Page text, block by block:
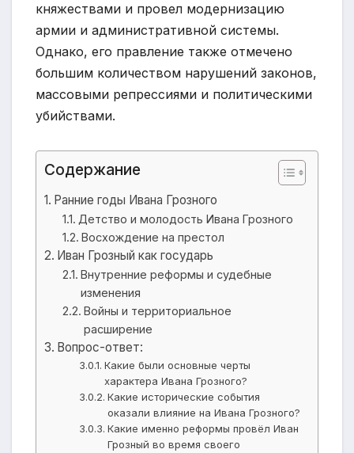
княжествами и провел модернизацию
армии и административной системы.
Однако, его правление также отмечено
большим количеством нарушений законов,
массовыми репрессиями и политическими
убийствами.
Содержание
Ранние годы Ивана Грозного
Детство и молодость Ивана Грозного
Восхождение на престол
Иван Грозный как государь
Внутренние реформы и судебные
изменения
Войны и территориальное
расширение
Вопрос-ответ:
Какие были основные черты
характера Ивана Грозного?
Какие исторические события
оказали влияние на Ивана Грозного?
Какие именно реформы провёл Иван
Грозный во время своего